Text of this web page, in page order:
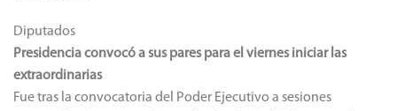
Diputados
Presidencia convocó a sus pares para el viernes iniciar las
extraordinarias
Fue tras la convocatoria del Poder Ejecutivo a sesiones